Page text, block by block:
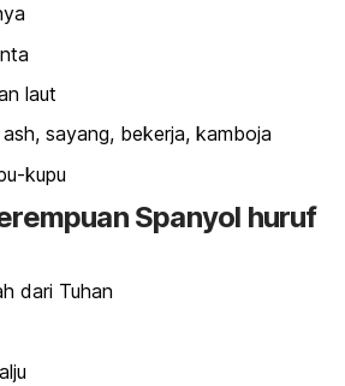
laut
sayang, bekerja, kamboja
kupu
Spanyol huruf
dari Tuhan